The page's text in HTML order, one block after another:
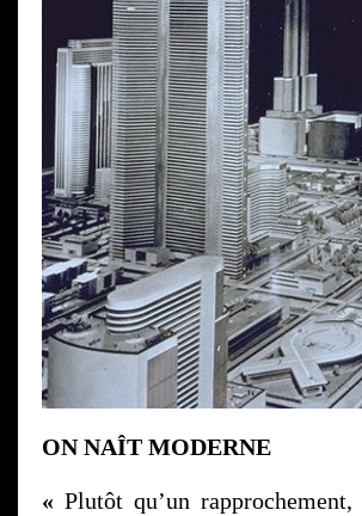
ON NAÎT MODERNE
« Plutôt qu’un